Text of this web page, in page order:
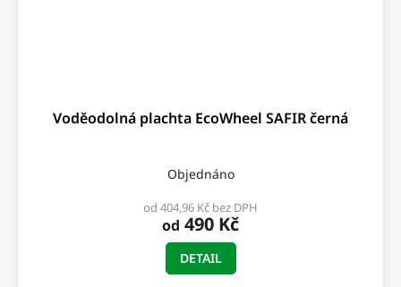
Voděodolná plachta EcoWheel SAFIR černá
Objednáno
od 404,96 Kč bez DPH
od 490 Kč
DETAIL